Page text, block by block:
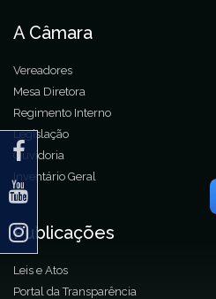
A Câmara
Vereadores
Mesa Diretora
Regimento Interno
Legislação
Ouvidoria
Inventário Geral
Publicações
Leis e Atos
Portal da Transparência